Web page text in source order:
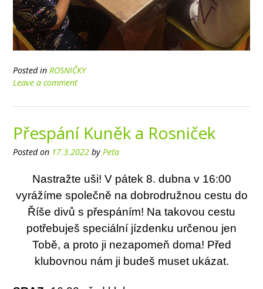
Posted in ROSNIČKY
Leave a comment
Přespání Kuněk a Rosniček
Posted on 17.3.2022 by Peťa
Nastražte uši! V pátek 8. dubna v 16:00
vyrážíme společně na dobrodružnou cestu do
Říše divů s přespáním! Na takovou cestu
potřebuješ speciální jízdenku určenou jen
Tobě, a proto ji nezapomeň doma! Před
klubovnou nám ji budeš muset ukázat.